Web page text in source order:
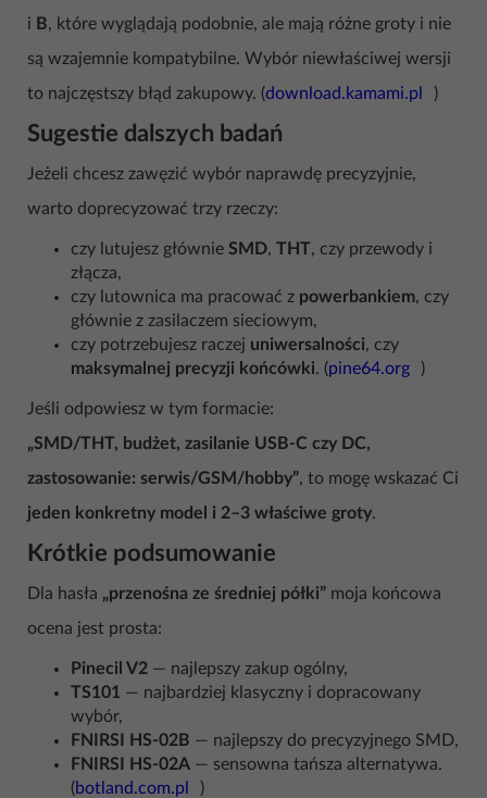
i B, które wyglądają podobnie, ale mają różne groty i nie
są wzajemnie kompatybilne. Wybór niewłaściwej wersji
to najczęstszy błąd zakupowy. (download.kamami.pl )
Sugestie dalszych badań
Jeżeli chcesz zawęzić wybór naprawdę precyzyjnie,
warto doprecyzować trzy rzeczy:
czy lutujesz głównie SMD, THT, czy przewody i
złącza,
czy lutownica ma pracować z powerbankiem, czy
głównie z zasilaczem sieciowym,
czy potrzebujesz raczej uniwersalności, czy
maksymalnej precyzji końcówki. (pine64.org )
Jeśli odpowiesz w tym formacie:
„SMD/THT, budżet, zasilanie USB-C czy DC,
zastosowanie: serwis/GSM/hobby”, to mogę wskazać Ci
jeden konkretny model i 2–3 właściwe groty.
Krótkie podsumowanie
Dla hasła „przenośna ze średniej półki” moja końcowa
ocena jest prosta:
Pinecil V2 — najlepszy zakup ogólny,
TS101 — najbardziej klasyczny i dopracowany
wybór,
FNIRSI HS-02B — najlepszy do precyzyjnego SMD,
FNIRSI HS-02A — sensowna tańsza alternatywa.
(botland.com.pl )